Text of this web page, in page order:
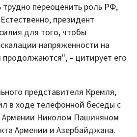
трудно переоценить роль РФ,
президент
для того, чтобы
напряженности на
продолжаются", – цитирует его
представителя Кремля,
в ходе телефонной беседы с
Армении Николом Пашиняном
Армении и Азербайджана.